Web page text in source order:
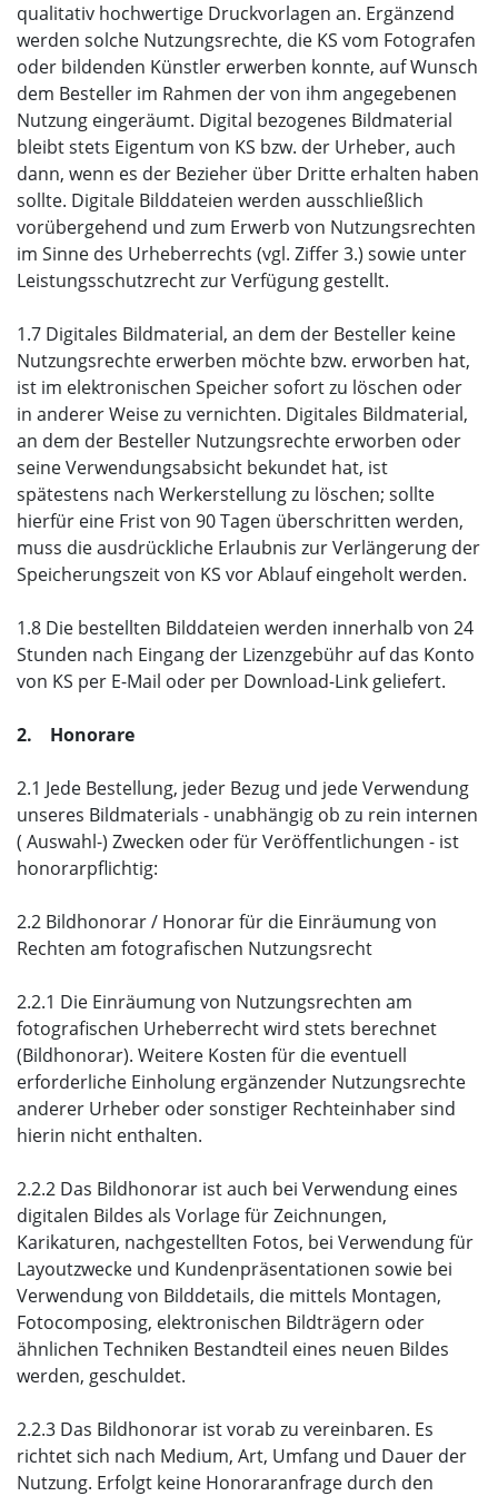
qualitativ hochwertige Druckvorlagen an. Ergänzend
werden solche Nutzungsrechte, die KS vom Fotografen
oder bildenden Künstler erwerben konnte, auf Wunsch
dem Besteller im Rahmen der von ihm angegebenen
Nutzung eingeräumt. Digital bezogenes Bildmaterial
bleibt stets Eigentum von KS bzw. der Urheber, auch
dann, wenn es der Bezieher über Dritte erhalten haben
sollte. Digitale Bilddateien werden ausschließlich
vorübergehend und zum Erwerb von Nutzungsrechten
im Sinne des Urheberrechts (vgl. Ziffer 3.) sowie unter
Leistungsschutzrecht zur Verfügung gestellt.
1.7 Digitales Bildmaterial, an dem der Besteller keine
Nutzungsrechte erwerben möchte bzw. erworben hat,
ist im elektronischen Speicher sofort zu löschen oder
in anderer Weise zu vernichten. Digitales Bildmaterial,
an dem der Besteller Nutzungsrechte erworben oder
seine Verwendungsabsicht bekundet hat, ist
spätestens nach Werkerstellung zu löschen; sollte
hierfür eine Frist von 90 Tagen überschritten werden,
muss die ausdrückliche Erlaubnis zur Verlängerung der
Speicherungszeit von KS vor Ablauf eingeholt werden.
1.8 Die bestellten Bilddateien werden innerhalb von 24
Stunden nach Eingang der Lizenzgebühr auf das Konto
von KS per E-Mail oder per Download-Link geliefert.
2. Honorare
2.1 Jede Bestellung, jeder Bezug und jede Verwendung
unseres Bildmaterials - unabhängig ob zu rein internen
( Auswahl-) Zwecken oder für Veröffentlichungen - ist
honorarpflichtig:
2.2 Bildhonorar / Honorar für die Einräumung von
Rechten am fotografischen Nutzungsrecht
2.2.1 Die Einräumung von Nutzungsrechten am
fotografischen Urheberrecht wird stets berechnet
(Bildhonorar). Weitere Kosten für die eventuell
erforderliche Einholung ergänzender Nutzungsrechte
anderer Urheber oder sonstiger Rechteinhaber sind
hierin nicht enthalten.
2.2.2 Das Bildhonorar ist auch bei Verwendung eines
digitalen Bildes als Vorlage für Zeichnungen,
Karikaturen, nachgestellten Fotos, bei Verwendung für
Layoutzwecke und Kundenpräsentationen sowie bei
Verwendung von Bilddetails, die mittels Montagen,
Fotocomposing, elektronischen Bildträgern oder
ähnlichen Techniken Bestandteil eines neuen Bildes
werden, geschuldet.
2.2.3 Das Bildhonorar ist vorab zu vereinbaren. Es
richtet sich nach Medium, Art, Umfang und Dauer der
Nutzung. Erfolgt keine Honoraranfrage durch den